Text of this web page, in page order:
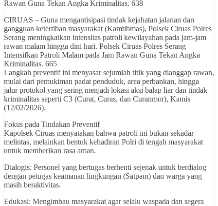
Rawan Guna Tekan Angka Kriminalitas. 638
CIRUAS – Guna mengantisipasi tindak kejahatan jalanan dan
gangguan ketertiban masyarakat (Kamtibmas), Polsek Ciruas Polres
Serang meningkatkan intensitas patroli kewilayahan pada jam-jam
rawan malam hingga dini hari. Polsek Ciruas Polres Serang
Intensifkan Patroli Malam pada Jam Rawan Guna Tekan Angka
Kriminalitas. 665
Langkah preventif ini menyasar sejumlah titik yang dianggap rawan,
mulai dari pemukiman padat penduduk, area perbankan, hingga
jalur protokol yang sering menjadi lokasi aksi balap liar dan tindak
kriminalitas seperti C3 (Curat, Curas, dan Curanmor), Kamis
(12/02/2026).
Fokus pada Tindakan Preventif
Kapolsek Ciruas menyatakan bahwa patroli ini bukan sekadar
melintas, melainkan bentuk kehadiran Polri di tengah masyarakat
untuk memberikan rasa aman.
Dialogis: Personel yang bertugas berhenti sejenak untuk berdialog
dengan petugas keamanan lingkungan (Satpam) dan warga yang
masih beraktivitas.
Edukasi: Mengimbau masyarakat agar selalu waspada dan segera